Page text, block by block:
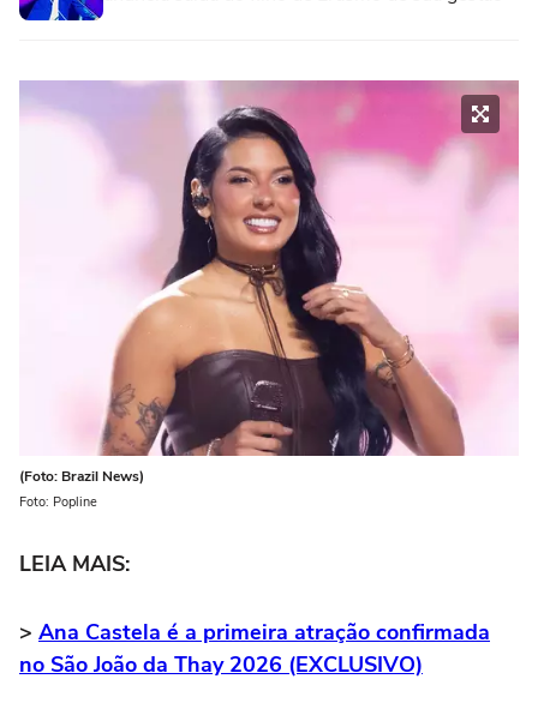
(Foto: Brazil News)
Foto: Popline
LEIA MAIS:
> Ana Castela é a primeira atração confirmada
no São João da Thay 2026 (EXCLUSIVO)